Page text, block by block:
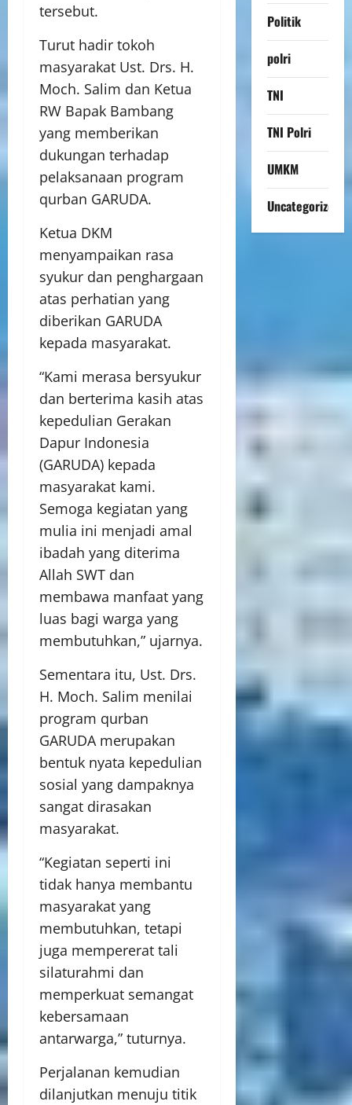
tersebut.
Turut hadir tokoh
masyarakat Ust. Drs. H.
Moch. Salim dan Ketua
RW Bapak Bambang
yang memberikan
dukungan terhadap
pelaksanaan program
qurban GARUDA.
Ketua DKM
menyampaikan rasa
syukur dan penghargaan
atas perhatian yang
diberikan GARUDA
kepada masyarakat.
“Kami merasa bersyukur
dan berterima kasih atas
kepedulian Gerakan
Dapur Indonesia
(GARUDA) kepada
masyarakat kami.
Semoga kegiatan yang
mulia ini menjadi amal
ibadah yang diterima
Allah SWT dan
membawa manfaat yang
luas bagi warga yang
membutuhkan,” ujarnya.
Sementara itu, Ust. Drs.
H. Moch. Salim menilai
program qurban
GARUDA merupakan
bentuk nyata kepedulian
sosial yang dampaknya
sangat dirasakan
masyarakat.
“Kegiatan seperti ini
tidak hanya membantu
masyarakat yang
membutuhkan, tetapi
juga mempererat tali
silaturahmi dan
memperkuat semangat
kebersamaan
antarwarga,” tuturnya.
Perjalanan kemudian
dilanjutkan menuju titik
Politik
polri
TNI
TNI Polri
UMKM
Uncategorized